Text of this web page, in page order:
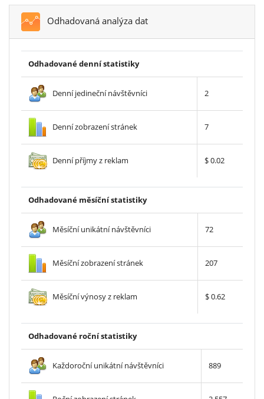
Odhadovaná analýza dat
Odhadované denní statistiky
Denní jedineční návštěvníci 2
Denní zobrazení stránek 7
Denní příjmy z reklam $ 0.02
Odhadované měsíční statistiky
Měsíční unikátní návštěvníci 72
Měsíční zobrazení stránek 207
Měsíční výnosy z reklam $ 0.62
Odhadované roční statistiky
Každoroční unikátní návštěvníci 889